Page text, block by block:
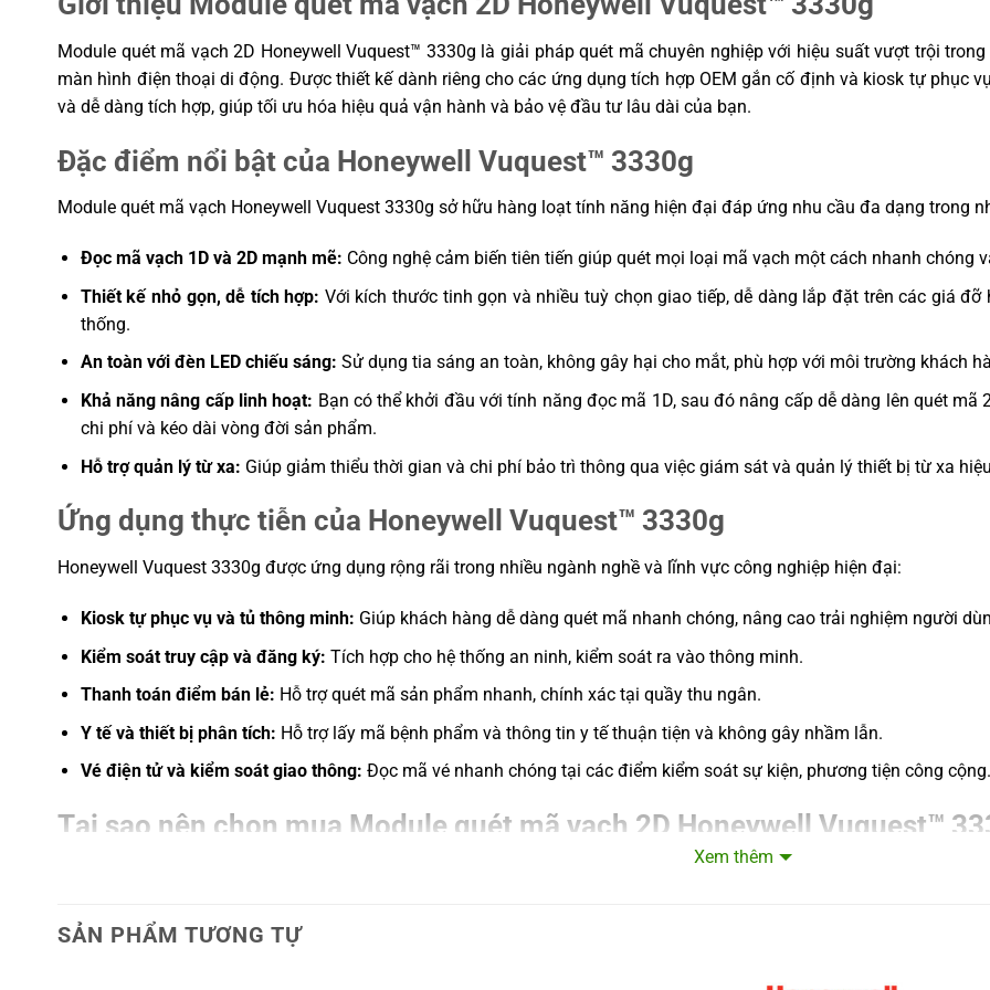
(Motion Tolerance)
hoạt trình quét nâng cao)
Điện áp đầu vào (Input
Voltage)
5 VDC ± 0.25 V
Ngành công nghiệp áp dụng
Bán lẻ (Retail)
Chiếu sáng (Illumination)
LED
Độ ẩm hoạt động (Humidity)
5 đến 95% RH (Không ngưng tụ)
Interface)
Keyboard Wedge, RS-232, USB
Tính năng nổi bật (Features
Kích thước nhỏ gọn, nhiều giao diện, dễ
Tự động chiếu sáng không dùng laser,
hàng, loại bỏ rủi ro tổn thương mắt
Bảo vệ đầu tư và gia tăng vòng đời sản
phẩm với khả năng kích hoạt quét 2D bất
cứ lúc nào trong tương lai
Giảm nhu cầu hỗ trợ và chi phí sở hữu
bằng cách quản lý thiết bị từ xa
trội, trên cả giấy và màn hình điện thoại
Khả năng chống rơi (Drop)
Thiết kế chịu được rơi từ độ cao 1.5 m (5 ft)
Kích thước (Dimension)
Dài: 74 mm | Rộng: 50 mm | Cao: 26 mm
ATM, Kiểm soát ra vào, POS bán lẻ và kiosk
vụ, Máy bán hàng tự động
Ánh sáng môi trường
0 đến 100,000 lux
Module quét mã vạch 2D Honeywell Vuquest™ 3330g là giải pháp quét mã chuyên nghiệp với hiệu suất vượt trội
màn hình điện thoại di động. Được thiết kế dành riêng cho các ứng dụng tích hợp OEM gắn cố định và kiosk tự phục
và dễ dàng tích hợp, giúp tối ưu hóa hiệu quả vận hành và bảo vệ đầu tư lâu dài của bạn.
Đặc điểm nổi bật của Honeywell Vuquest™ 3330g
Module quét mã vạch Honeywell Vuquest 3330g sở hữu hàng loạt tính năng hiện đại đáp ứng nhu cầu đa dạng trong
Đọc mã vạch 1D và 2D mạnh mẽ: Công nghệ cảm biến tiên tiến giúp quét mọi loại mã vạch một cách nhanh chóng
Thiết kế nhỏ gọn, dễ tích hợp: Với kích thước tinh gọn và nhiều tuỳ chọn giao tiếp, dễ dàng lắp đặt trên các giá
thống.
An toàn với đèn LED chiếu sáng: Sử dụng tia sáng an toàn, không gây hại cho mắt, phù hợp với môi trường khách
Khả năng nâng cấp linh hoạt: Bạn có thể khởi đầu với tính năng đọc mã 1D, sau đó nâng cấp dễ dàng lên quét
chi phí và kéo dài vòng đời sản phẩm.
Hỗ trợ quản lý từ xa: Giúp giảm thiểu thời gian và chi phí bảo trì thông qua việc giám sát và quản lý thiết bị từ xa
Ứng dụng thực tiễn của Honeywell Vuquest™ 3330g
Honeywell Vuquest 3330g được ứng dụng rộng rãi trong nhiều ngành nghề và lĩnh vực công nghiệp hiện đại:
Kiosk tự phục vụ và tủ thông minh: Giúp khách hàng dễ dàng quét mã nhanh chóng, nâng cao trải nghiệm người
Kiểm soát truy cập và đăng ký: Tích hợp cho hệ thống an ninh, kiểm soát ra vào thông minh.
Thanh toán điểm bán lẻ: Hỗ trợ quét mã sản phẩm nhanh, chính xác tại quầy thu ngân.
Y tế và thiết bị phân tích: Hỗ trợ lấy mã bệnh phẩm và thông tin y tế thuận tiện và không gây nhầm lẫn.
Vé điện tử và kiểm soát giao thông: Đọc mã vé nhanh chóng tại các điểm kiểm soát sự kiện, phương tiện công cộng.
Tại sao nên chọn mua Module quét mã vạch 2D Honeywell Vuquest™
đảm bảo tính kinh tế và bền vững. Ngoài ra, việc hỗ trợ quản lý từ xa giúp hạn chế tối đa thời gian ngưng hoạt động
Xem thêm
SẢN PHẨM TƯƠNG TỰ